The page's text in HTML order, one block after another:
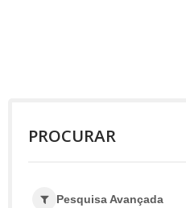
PROCURAR
Pesquisa Avançada